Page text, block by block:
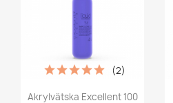
Akrylvätska Excellent 100
(2)